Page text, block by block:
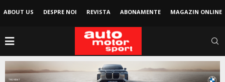
ABOUT US DESPRE NOI REVISTA ABONAMENTE MAGAZIN ONLINE